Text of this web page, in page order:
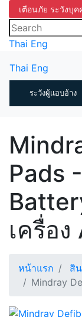
เตือนภัย ระวังบุค
Thai Eng
Thai Eng
ระวังผู้แอบอ้าง
Pads
เครื่อง
หน้าแรก
สิ
Mindray